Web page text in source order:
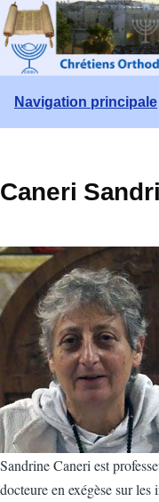
Aller au contenu
Navigation principale
Caneri
Sandrine Caneri est
docteure en exégèse sur